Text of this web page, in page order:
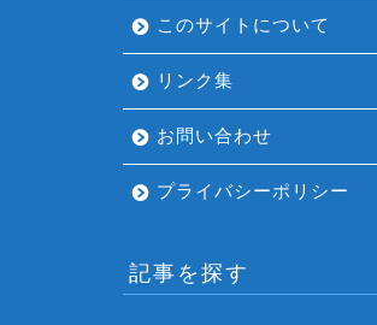
このサイトについて
リンク集
お問い合わせ
プライバシーポリシー
記事を探す